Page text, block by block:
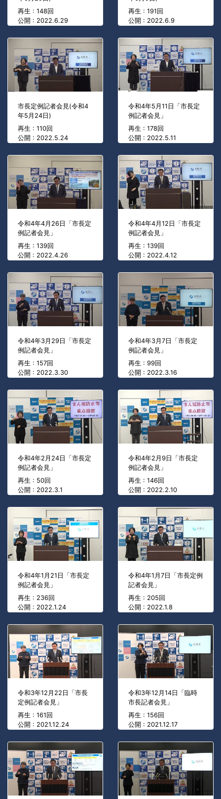
再生 : 148回
公開 : 2022.6.29
再生 : 191回
公開 : 2022.6.9
市長定例記者会見(令和4
年5月24日)
再生 : 110回
公開 : 2022.5.24
令和4年5月11日「市長定
例記者会見」
再生 : 178回
公開 : 2022.5.11
令和4年4月26日「市長定
例記者会見」
再生 : 139回
公開 : 2022.4.26
令和4年4月12日「市長定
例記者会見」
再生 : 139回
公開 : 2022.4.12
令和4年3月29日「市長定
例記者会見」
再生 : 157回
公開 : 2022.3.30
令和4年3月7日「市長定
例記者会見」
再生 : 99回
公開 : 2022.3.16
令和4年2月24日「市長定
例記者会見」
再生 : 50回
公開 : 2022.3.1
令和4年2月9日「市長定
例記者会見」
再生 : 146回
公開 : 2022.2.10
令和4年1月21日「市長定
例記者会見」
再生 : 236回
公開 : 2022.1.24
令和4年1月7日「市長定例
記者会見」
再生 : 205回
公開 : 2022.1.8
令和3年12月22日「市長
定例記者会見」
再生 : 161回
公開 : 2021.12.24
令和3年12月14日「臨時
市長記者会見」
再生 : 156回
公開 : 2021.12.17